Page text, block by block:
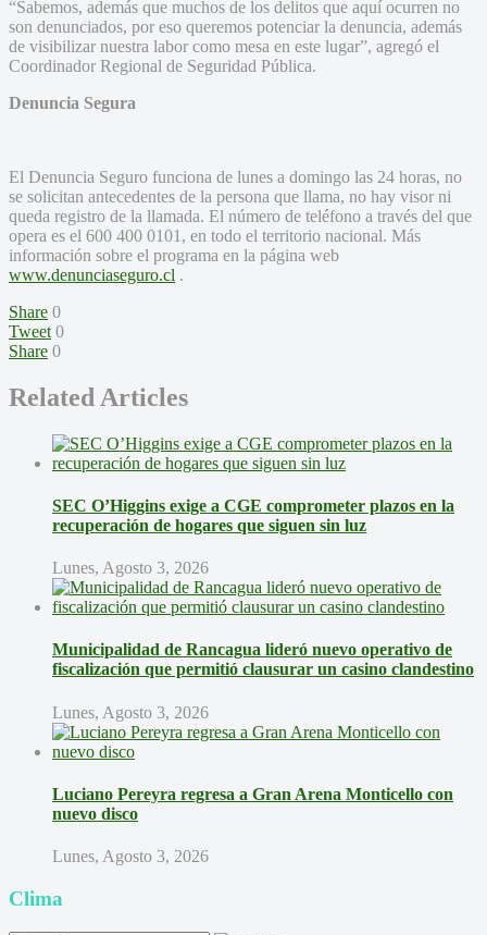
“Sabemos, además que muchos de los delitos que aquí ocurren no
son denunciados, por eso queremos potenciar la denuncia, además
de visibilizar nuestra labor como mesa en este lugar”, agregó el
Coordinador Regional de Seguridad Pública.
Denuncia Segura
El Denuncia Seguro funciona de lunes a domingo las 24 horas, no
se solicitan antecedentes de la persona que llama, no hay visor ni
queda registro de la llamada. El número de teléfono a través del que
opera es el 600 400 0101, en todo el territorio nacional. Más
información sobre el programa en la página web
www.denunciaseguro.cl .
Share 0
Tweet 0
Share 0
Related Articles
SEC O’Higgins exige a CGE comprometer plazos en la
recuperación de hogares que siguen sin luz
Lunes, Agosto 3, 2026
Municipalidad de Rancagua lideró nuevo operativo de
fiscalización que permitió clausurar un casino clandestino
Lunes, Agosto 3, 2026
Luciano Pereyra regresa a Gran Arena Monticello con
nuevo disco
Lunes, Agosto 3, 2026
Clima